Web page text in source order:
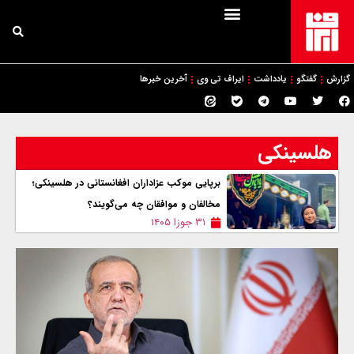
گزارش گفتگو یادداشت ایراف تی وی آخرین خبرها
هلسینکی
برپایی موکب عزاداران افغانستانی در هلسینکی؛
مخالفان و موافقان چه می‌گویند؟
۳۱ جوزا ۱۴۰۵